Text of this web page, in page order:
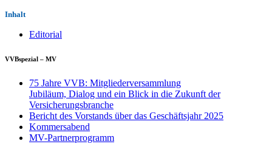
Inhalt
Editorial
VVBspezial – MV
75 Jahre VVB: Mitgliederversammlung
Jubiläum, Dialog und ein Blick in die Zukunft der
Versicherungsbranche
Bericht des Vorstands über das Geschäftsjahr 2025
Kommersabend
MV-Partnerprogramm